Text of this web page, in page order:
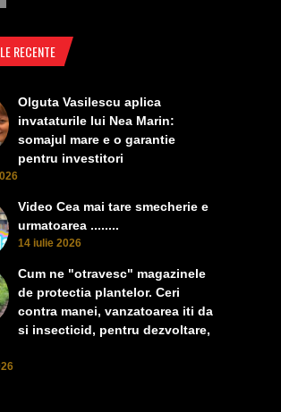
RECENTE
Olguta Vasilescu aplica
invataturile lui Nea Marin:
somajul mare e o garantie
pentru investitori
Video Cea mai tare smecherie e
urmatoarea ........
14 iulie 2026
Cum ne "otravesc" magazinele
de protectia plantelor. Ceri
contra manei, vanzatoarea iti da
si insecticid, pentru dezvoltare,